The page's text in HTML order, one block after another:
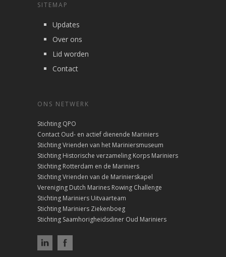
SITEMAP
Updates
Over ons
Lid worden
Contact
ONS NETWERK
Stichting QPO
Contact Oud- en actief dienende Mariniers
Stichting Vrienden van het Mariniersmuseum
Stichting Historische verzameling Korps Mariniers
Stichting Rotterdam en de Mariniers
Stichting Vrienden van de Marinierskapel
Vereniging Dutch Marines Rowing Challenge
Stichting Mariniers Uitvaarteam
Stichting Mariniers Ziekenboeg
Stichting Saamhorigheidsdiner Oud Mariniers